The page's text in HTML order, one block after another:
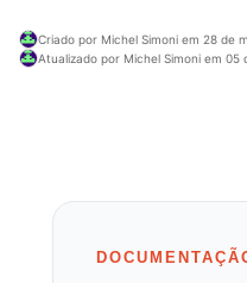
Criado por Michel Simoni em 28 de
Atualizado por Michel Simoni em 05